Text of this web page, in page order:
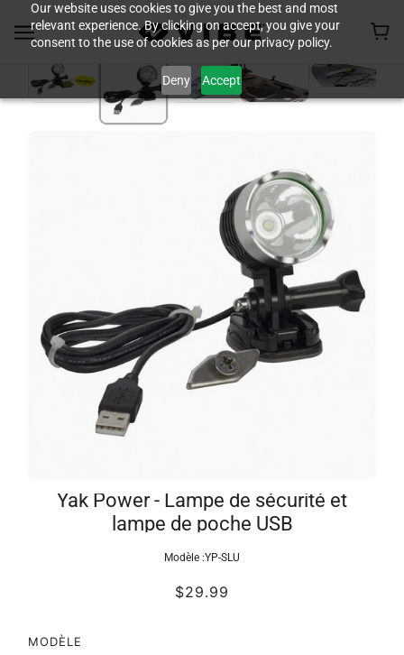
Our website uses cookies to give you the best and most
relevant experience. By clicking on accept, you give your
consent to the use of cookies as per our privacy policy.
Deny Accept
Yak Power - Lampe de sécurité et
lampe de poche USB
Modèle :YP-SLU
$29.99
MODÈLE